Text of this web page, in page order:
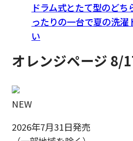
ドラム式とたて型のど
ったりの一台で夏の洗
い
オレンジページ 8/
NEW
2026年7月31日発売